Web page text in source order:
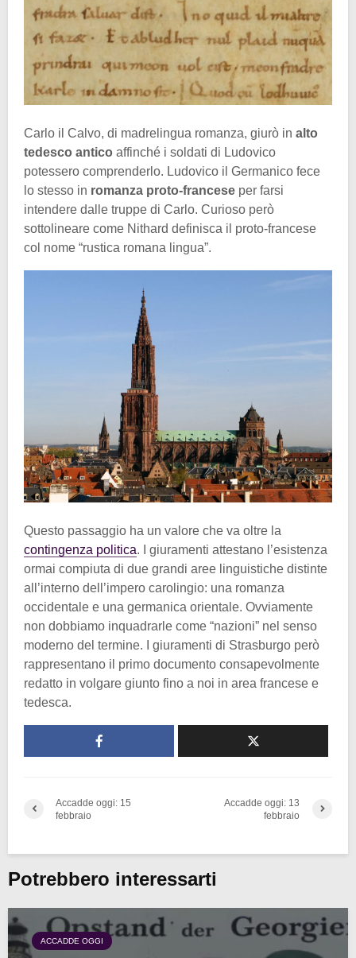
Carlo il Calvo, di madrelingua romanza, giurò in alto
tedesco antico affinché i soldati di Ludovico
potessero comprenderlo. Ludovico il Germanico fece
lo stesso in romanza proto-francese per farsi
intendere dalle truppe di Carlo. Curioso però
sottolineare come Nithard definisca il proto-francese
col nome “rustica romana lingua”.
Questo passaggio ha un valore che va oltre la
contingenza politica. I giuramenti attestano l’esistenza
ormai compiuta di due grandi aree linguistiche distinte
all’interno dell’impero carolingio: una romanza
occidentale e una germanica orientale. Ovviamente
non dobbiamo inquadrarle come “nazioni” nel senso
moderno del termine. I giuramenti di Strasburgo però
rappresentano il primo documento consapevolmente
redatto in volgare giunto fino a noi in area francese e
tedesca.
Accadde oggi: 15
febbraio
Accadde oggi: 13
febbraio
Potrebbero interessarti
ACCADDE OGGI